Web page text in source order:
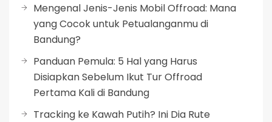
Mengenal Jenis-Jenis Mobil Offroad: Mana
yang Cocok untuk Petualanganmu di
Bandung?
Panduan Pemula: 5 Hal yang Harus
Disiapkan Sebelum Ikut Tur Offroad
Pertama Kali di Bandung
Tracking ke Kawah Putih? Ini Dia Rute